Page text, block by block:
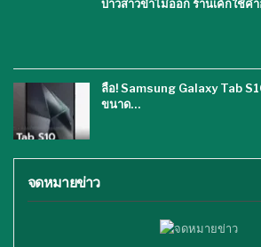
บ่าวสาวขำไม่ออก ร้านเค้กใช้ค
ลือ! Samsung Galaxy Tab
ขนาด…
จดหมายข่าว